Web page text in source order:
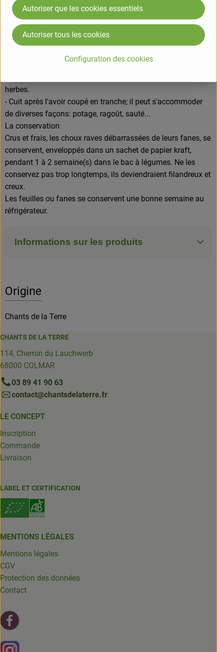
- Crus vous pouvez les dégustez en salade, une fois râpés
par exemple et mélangés à d'autres légumes (Salade de
carottes et chou rave / Salade de chou rave râpé, fèves et
- Crus, tout simplement tranchés que vous dégusterez avec
herbes.
- Cuit après l'avoir coupé en tranche; il peut s'accommoder
de diverses façons: potage, ragoût, sauté...
La conservation
Crus et frais, les choux raves débarrassées de leurs fanes, se
conservent, enveloppés dans un sachet de papier kraft,
pendant 1 à 2 semaine(s) dans le bac à légumes. Ne les
conservez pas trop longtemps, ils deviendraient filandreux et
creux.
Les feuilles ou fanes se conservent une bonne semaine au
réfrigérateur.
Informations sur les produits
Origine
Chants de la Terre
CHANTS DE LA TERRE
114, Chemin du Lauchwerb
68000 COLMAR
03 89 41 90 63
contact@chantsdelaterre.fr
LE CONCEPT
Inscription
Commande
Livraison
LABEL ET CERTIFICATION
MENTIONS LÉGALES
Mentions légales
CGV
Protection des données
Contact
Lien externe vers https://www.instagram.com/
Configuration des cookies
Autoriser que les cookies essentiels
Autoriser tous les cookies